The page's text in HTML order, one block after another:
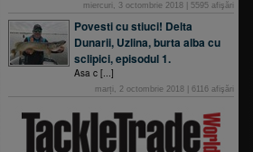
miercuri, 3 octombrie 2018 5595 afişări
Povesti cu stiuci! Delta
Dunarii, Uzlina, burta alba cu
sclipici, episodul 1.
Asa c [...]
marți, 2 octombrie 2018 6116 afişări